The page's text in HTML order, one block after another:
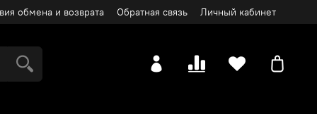
обмена и возврата Обратная связь Личный кабинет